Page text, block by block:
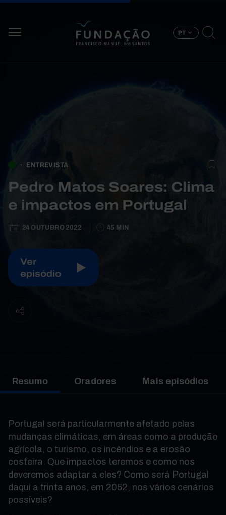
PT
ENTREVISTA
Pedro Matos Soares: Clima
e impactos em Portugal
24 OUTUBRO 2022 45 MIN
Ver
episódio
Resumo Oradores Mais episódios
Portugal será particularmente afetado pelas
mudanças climáticas, em áreas como a produção
agrícola, o turismo, os incêndios e a erosão
costeira. Que impactos teremos e como nos
deveremos adaptar a eles? Como será Portugal
daqui a trinta anos, em 2052, nos vários cenários
possíveis?